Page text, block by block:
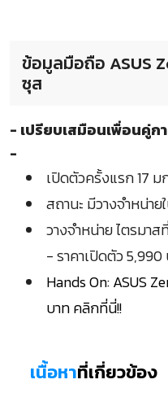
ข้อมูลมือถือ ASUS
ซุส
- เปรียบเสมือนเพื่อนคู่
-
เปิดตัวครั้งแรก 17
สถานะ มีวางจำหน่าย
วางจำหน่าย ไตรมา
- ราคาเปิดตัว
Hands On: ASUS
บาท คลิกที่นี่!!
เนื้อหาที่เกี่ยวข้อง